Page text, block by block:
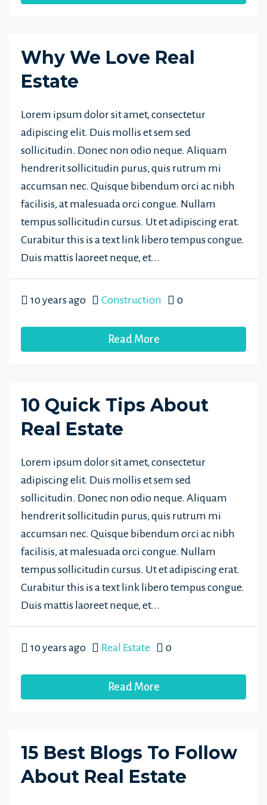
Why We Love Real
Estate
Lorem ipsum dolor sit amet, consectetur
adipiscing elit. Duis mollis et sem sed
sollicitudin. Donec non odio neque. Aliquam
hendrerit sollicitudin purus, quis rutrum mi
accumsan nec. Quisque bibendum orci ac nibh
facilisis, at malesuada orci congue. Nullam
tempus sollicitudin cursus. Ut et adipiscing erat.
Curabitur this is a text link libero tempus congue.
Duis mattis laoreet neque, et...
10 years ago Construction 0
Read More
10 Quick Tips About
Real Estate
Lorem ipsum dolor sit amet, consectetur
adipiscing elit. Duis mollis et sem sed
sollicitudin. Donec non odio neque. Aliquam
hendrerit sollicitudin purus, quis rutrum mi
accumsan nec. Quisque bibendum orci ac nibh
facilisis, at malesuada orci congue. Nullam
tempus sollicitudin cursus. Ut et adipiscing erat.
Curabitur this is a text link libero tempus congue.
Duis mattis laoreet neque, et...
10 years ago Real Estate 0
Read More
15 Best Blogs To Follow
About Real Estate